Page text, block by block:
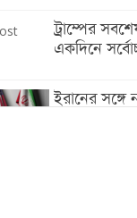
ট্রাম্পের
একদিনে
ইরানের